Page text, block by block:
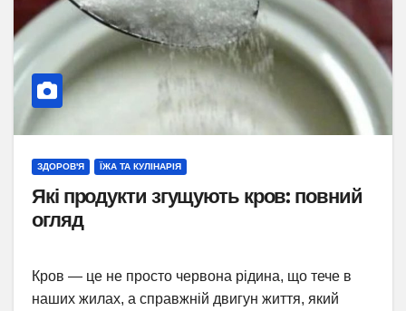
ЗДОРОВ'Я ЇЖА ТА КУЛІНАРІЯ
Які продукти згущують кров: повний
огляд
Кров — це не просто червона рідина, що тече в
наших жилах, а справжній двигун життя, який